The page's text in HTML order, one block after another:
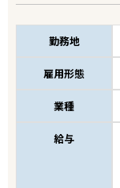
勤務地
雇用形態
業種
給与